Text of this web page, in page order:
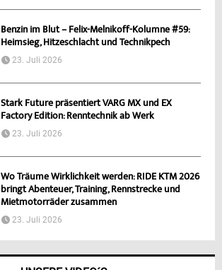
Benzin im Blut – Felix-Melnikoff-Kolumne #59:
Heimsieg, Hitzeschlacht und Technikpech
23. Juli 2026
Stark Future präsentiert VARG MX und EX
Factory Edition: Renntechnik ab Werk
23. Juli 2026
Wo Träume Wirklichkeit werden: RIDE KTM 2026
bringt Abenteuer, Training, Rennstrecke und
Mietmotorräder zusammen
23. Juli 2026